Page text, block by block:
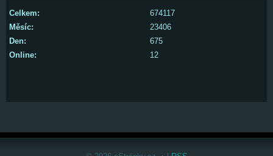
Online: 12
Celkem:
674117
Měsíc:
23406
Den:
675